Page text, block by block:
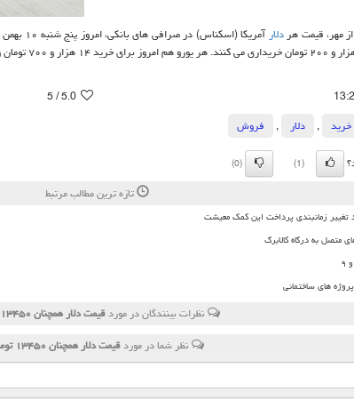
مهر، قیمت هردلارآمریكا (اسكناس) در صرافی های بانكی، امروز پنج شنبه ۱۰ بهمن ۹۸ برای
5.0
/ 5
خرید , دلار ,
فروش
(1)
(0)
تازه ترین مطالب مرتبط
تغییر زمانبندی پرداخت این کمک معیشت
متصل به درگاه کالابرگ
های ساختمانی
نظرات بینندگان در موردقیمت دلار همچنان ۱۳۴۵۰ تومان
نظر شما در موردقیمت دلار همچنان ۱۳۴۵۰ تومان